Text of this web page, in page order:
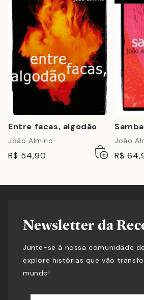
Entre facas, algodão
João Almino
R$ 54,90
Adicionar
ao
Esgotado
João
R$
Newsletter da
Junte-se à nossa comunidade
explore histórias que vão
mundo!